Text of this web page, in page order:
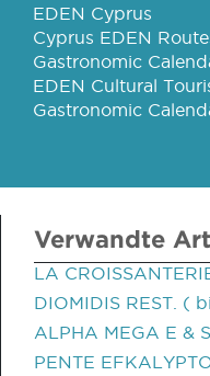
EDEN Cyprus
Cyprus EDEN
Gastronomic
EDEN Cultural
Gastronomic
Verwandte
LA
DIOMIDIS REST. (
ALPHA MEGA E &
PENTE